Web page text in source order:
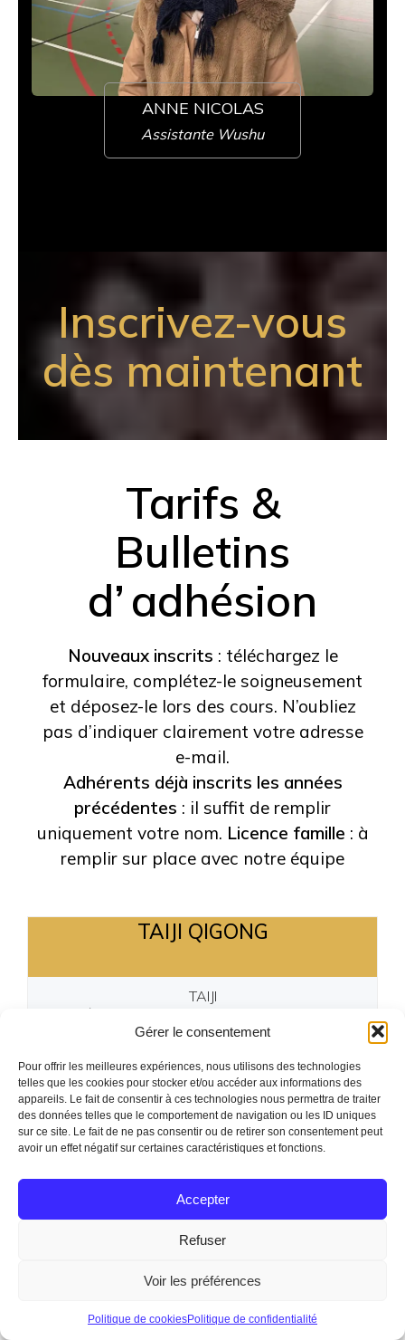
Gérer le consentement
Pour offrir les meilleures expériences, nous utilisons des technologies
telles que les cookies pour stocker et/ou accéder aux informations des
appareils. Le fait de consentir à ces technologies nous permettra de traiter
des données telles que le comportement de navigation ou les ID uniques
sur ce site. Le fait de ne pas consentir ou de retirer son consentement peut
avoir un effet négatif sur certaines caractéristiques et fonctions.
Accepter
Refuser
Voir les préférences
Politique de cookiesPolitique de confidentialité
ANNE NICOLAS
Assistante Wushu
Inscrivez-vous
dès maintenant
Tarifs &
Bulletins
d’ adhésion
Nouveaux inscrits : téléchargez le
formulaire, complétez-le soigneusement
et déposez-le lors des cours. N’oubliez
pas d’indiquer clairement votre adresse
e-mail.
Adhérents déjà inscrits les années
précédentes : il suffit de remplir
uniquement votre nom. Licence famille : à
remplir sur place avec notre équipe
TAIJI QIGONG
TAIJI
RETRAITÉ/SANS EMPLOI : 192€ Licence FFK Incluse
FAMILLE : 136€ Par Personne + 36€
1 Seule licence Fédérale par famille
(au moins 1 adulte et 1 enfant de moins de 18 ans)
–
Téléchargez